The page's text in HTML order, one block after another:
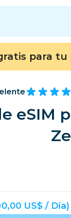
Dominica
para tu
eSIM
US$ / Día)